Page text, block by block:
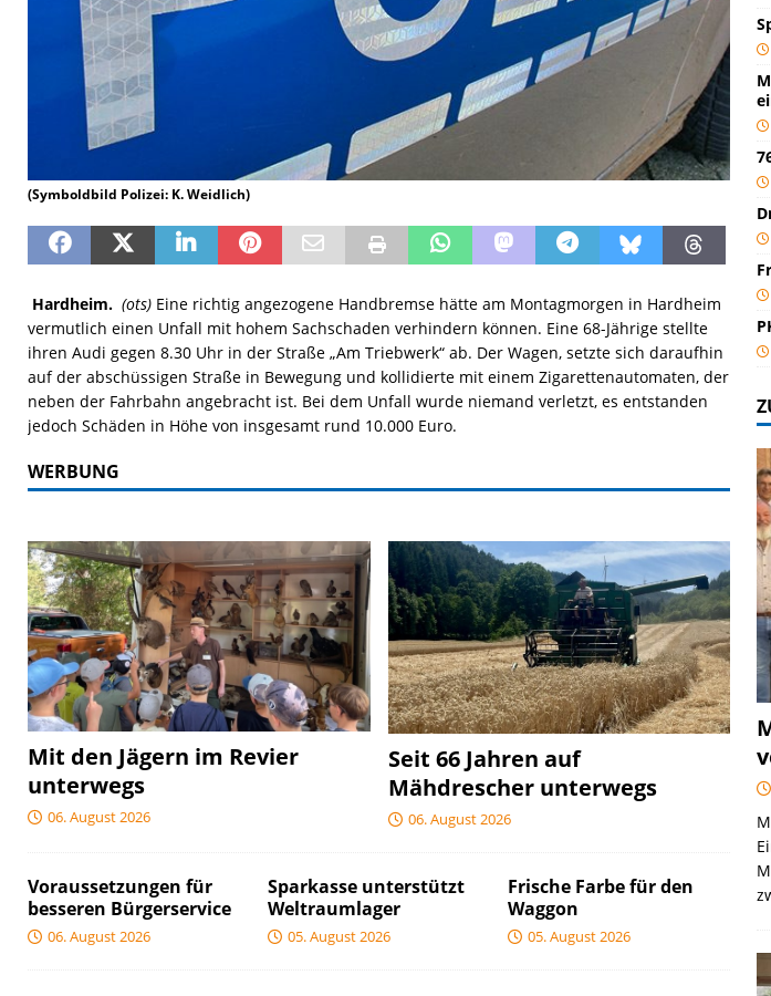
(Symboldbild Polizei: K. Weidlich)
Hardheim. (ots) Eine richtig angezogene Handbremse hätte am Montagmorgen in Hardheim
vermutlich einen Unfall mit hohem Sachschaden verhindern können. Eine 68-Jährige stellte
ihren Audi gegen 8.30 Uhr in der Straße „Am Triebwerk“ ab. Der Wagen, setzte sich daraufhin
auf der abschüssigen Straße in Bewegung und kollidierte mit einem Zigarettenautomaten, der
neben der Fahrbahn angebracht ist. Bei dem Unfall wurde niemand verletzt, es entstanden
jedoch Schäden in Höhe von insgesamt rund 10.000 Euro.
WERBUNG
Mit den Jägern im Revier
unterwegs
06. August 2026
Seit 66 Jahren auf
Mähdrescher unterwegs
06. August 2026
Voraussetzungen für
besseren Bürgerservice
06. August 2026
Sparkasse unterstützt
Weltraumlager
05. August 2026
Frische Farbe für den
Waggon
05. August 2026